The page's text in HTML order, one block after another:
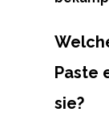
Paste
sie?